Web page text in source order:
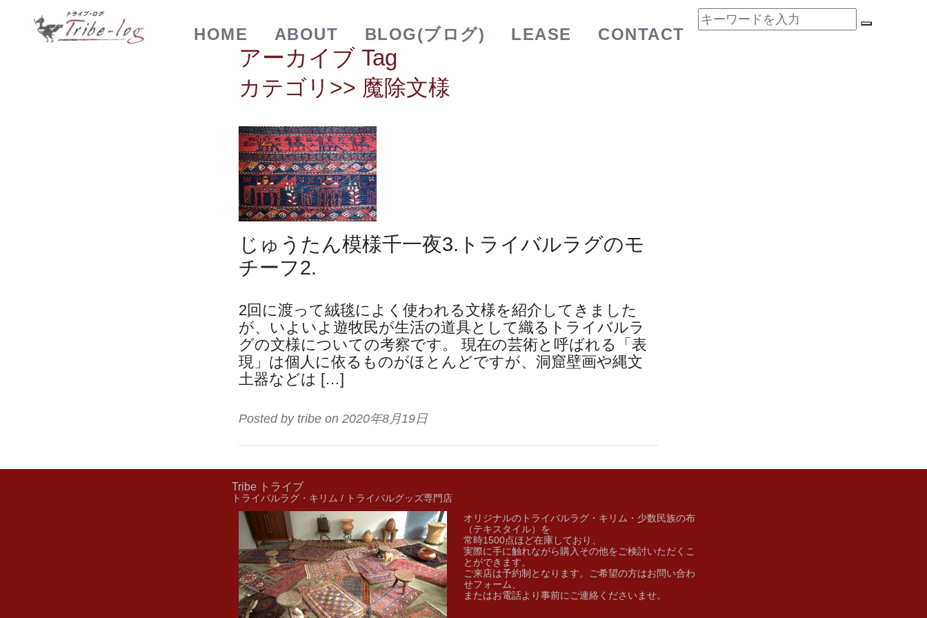
HOME ABOUT BLOG(ブログ) LEASE CONTACT
アーカイブ Tag
カテゴリ>> 魔除文様
じゅうたん模様千一夜3.トライバルラグのモ
チーフ2.
2回に渡って絨毯によく使われる文様を紹介してきました
が、いよいよ遊牧民が生活の道具として織るトライバルラ
グの文様についての考察です。 現在の芸術と呼ばれる「表
現」は個人に依るものがほとんどですが、洞窟壁画や縄文
土器などは […]
Posted by tribe on 2020年8月19日
Tribe トライブ
トライバルラグ・キリム / トライバルグッズ専門店
オリジナルのトライバルラグ・キリム・少数民族の布
（テキスタイル）を
常時1500点ほど在庫しており、
実際に手に触れながら購入その他をご検討いただくこ
とができます。
ご来店は予約制となります。ご希望の方はお問い合わ
せフォーム、
またはお電話より事前にご連絡くださいませ。